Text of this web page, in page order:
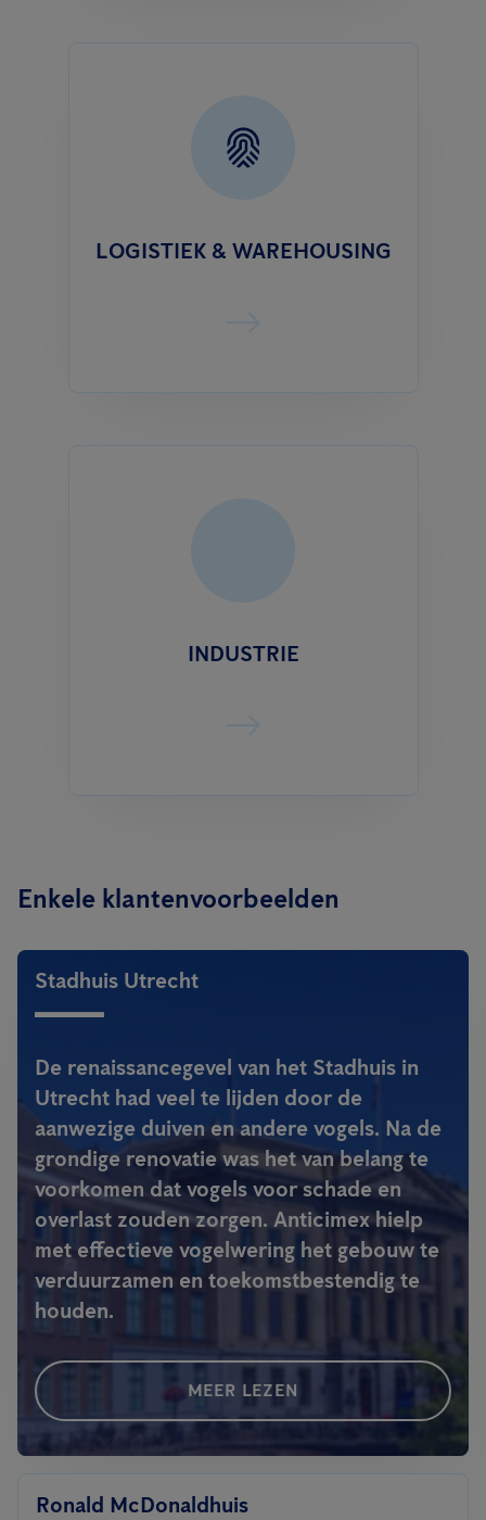
LOGISTIEK & WAREHOUSING
INDUSTRIE
Enkele klantenvoorbeelden
Stadhuis Utrecht
De renaissancegevel van het Stadhuis in
Utrecht had veel te lijden door de
aanwezige duiven en andere vogels. Na de
grondige renovatie was het van belang te
voorkomen dat vogels voor schade en
overlast zouden zorgen. Anticimex hielp
met effectieve vogelwering het gebouw te
verduurzamen en toekomstbestendig te
houden.
MEER LEZEN
Ronald McDonaldhuis